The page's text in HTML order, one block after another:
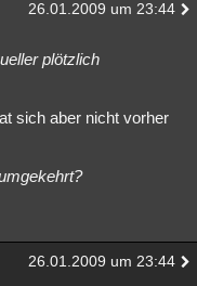
26.01.2009 um 23:44
plötzlich
sich aber nicht vorher
26.01.2009 um 23:44